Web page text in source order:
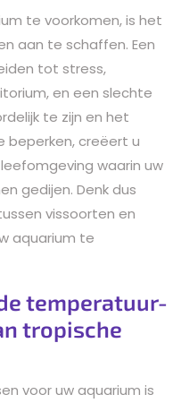
te voorkomen, is het
aan te schaffen. Een
tot stress,
en een slechte
te zijn en het
beperken, creëert u
waarin uw
gedijen. Denk dus
vissoorten en
aquarium te
temperatuur-
tropische
voor uw aquarium is